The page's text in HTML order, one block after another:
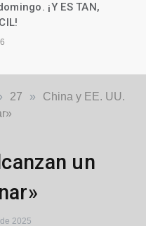
¡Y ES TAN,
27 »
China y EE. UU.
un
2025